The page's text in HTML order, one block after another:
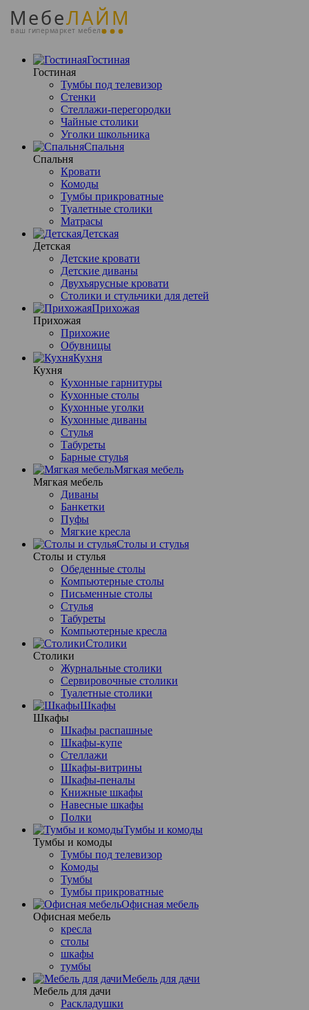
МебеЛАЙМ
ваш гипермаркет мебели
Гостиная
Гостиная
Тумбы под телевизор
Стенки
Стеллажи-перегородки
Чайные столики
Уголки школьника
Спальня
Спальня
Кровати
Комоды
Тумбы прикроватные
Туалетные столики
Матрасы
Детская
Детская
Детские кровати
Детские диваны
Двухъярусные кровати
Столики и стульчики для детей
Прихожая
Прихожая
Прихожие
Обувницы
Кухня
Кухня
Кухонные гарнитуры
Кухонные столы
Кухонные уголки
Кухонные диваны
Стулья
Табуреты
Барные стулья
Мягкая мебель
Мягкая мебель
Диваны
Банкетки
Пуфы
Мягкие кресла
Столы и стулья
Столы и стулья
Обеденные столы
Компьютерные столы
Письменные столы
Стулья
Табуреты
Компьютерные кресла
Столики
Столики
Журнальные столики
Сервировочные столики
Туалетные столики
Шкафы
Шкафы
Шкафы распашные
Шкафы-купе
Стеллажи
Шкафы-витрины
Шкафы-пеналы
Книжные шкафы
Навесные шкафы
Полки
Тумбы и комоды
Тумбы и комоды
Тумбы под телевизор
Комоды
Тумбы
Тумбы прикроватные
Офисная мебель
Офисная мебель
кресла
столы
шкафы
тумбы
Мебель для дачи
Мебель для дачи
Раскладушки